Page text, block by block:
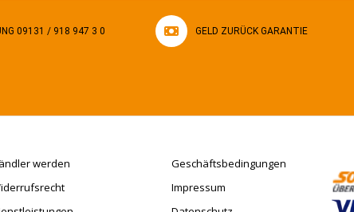
09131 / 918 947 3 0 GELD ZURÜCK GARANTIE
werden
Geschäftsbedingungen
Impressum